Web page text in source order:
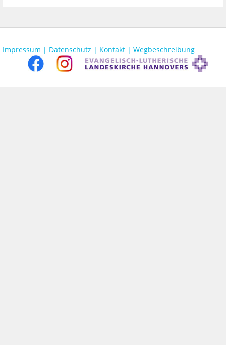
Impressum | Datenschutz | Kontakt | Wegbeschreibung